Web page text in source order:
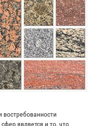
является и то, что